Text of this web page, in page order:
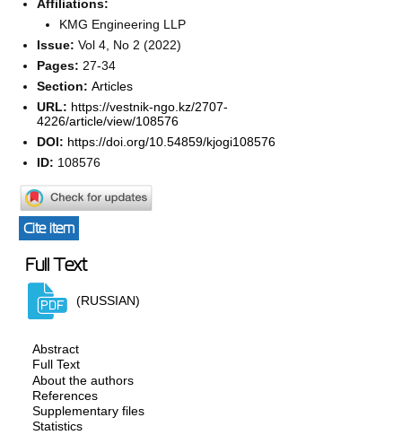
Affiliations:
KMG Engineering LLP
Issue:Vol 4, No 2 (2022)
Pages: 27-34
Section:Articles
URL: https://vestnik-ngo.kz/2707-
4226/article/view/108576
DOI: https://doi.org/10.54859/kjogi108576
ID: 108576
Cite item
Full Text
(RUSSIAN)
Abstract
Full Text
About the authors
References
Supplementary files
Statistics